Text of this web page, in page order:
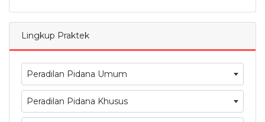
Lingkup Praktek
Peradilan Pidana Umum
Peradilan Pidana Khusus